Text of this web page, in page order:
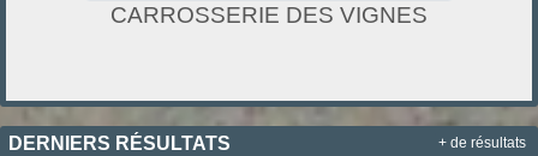
CARROSSERIE DES VIGNES
DERNIERS RÉSULTATS + de résultats